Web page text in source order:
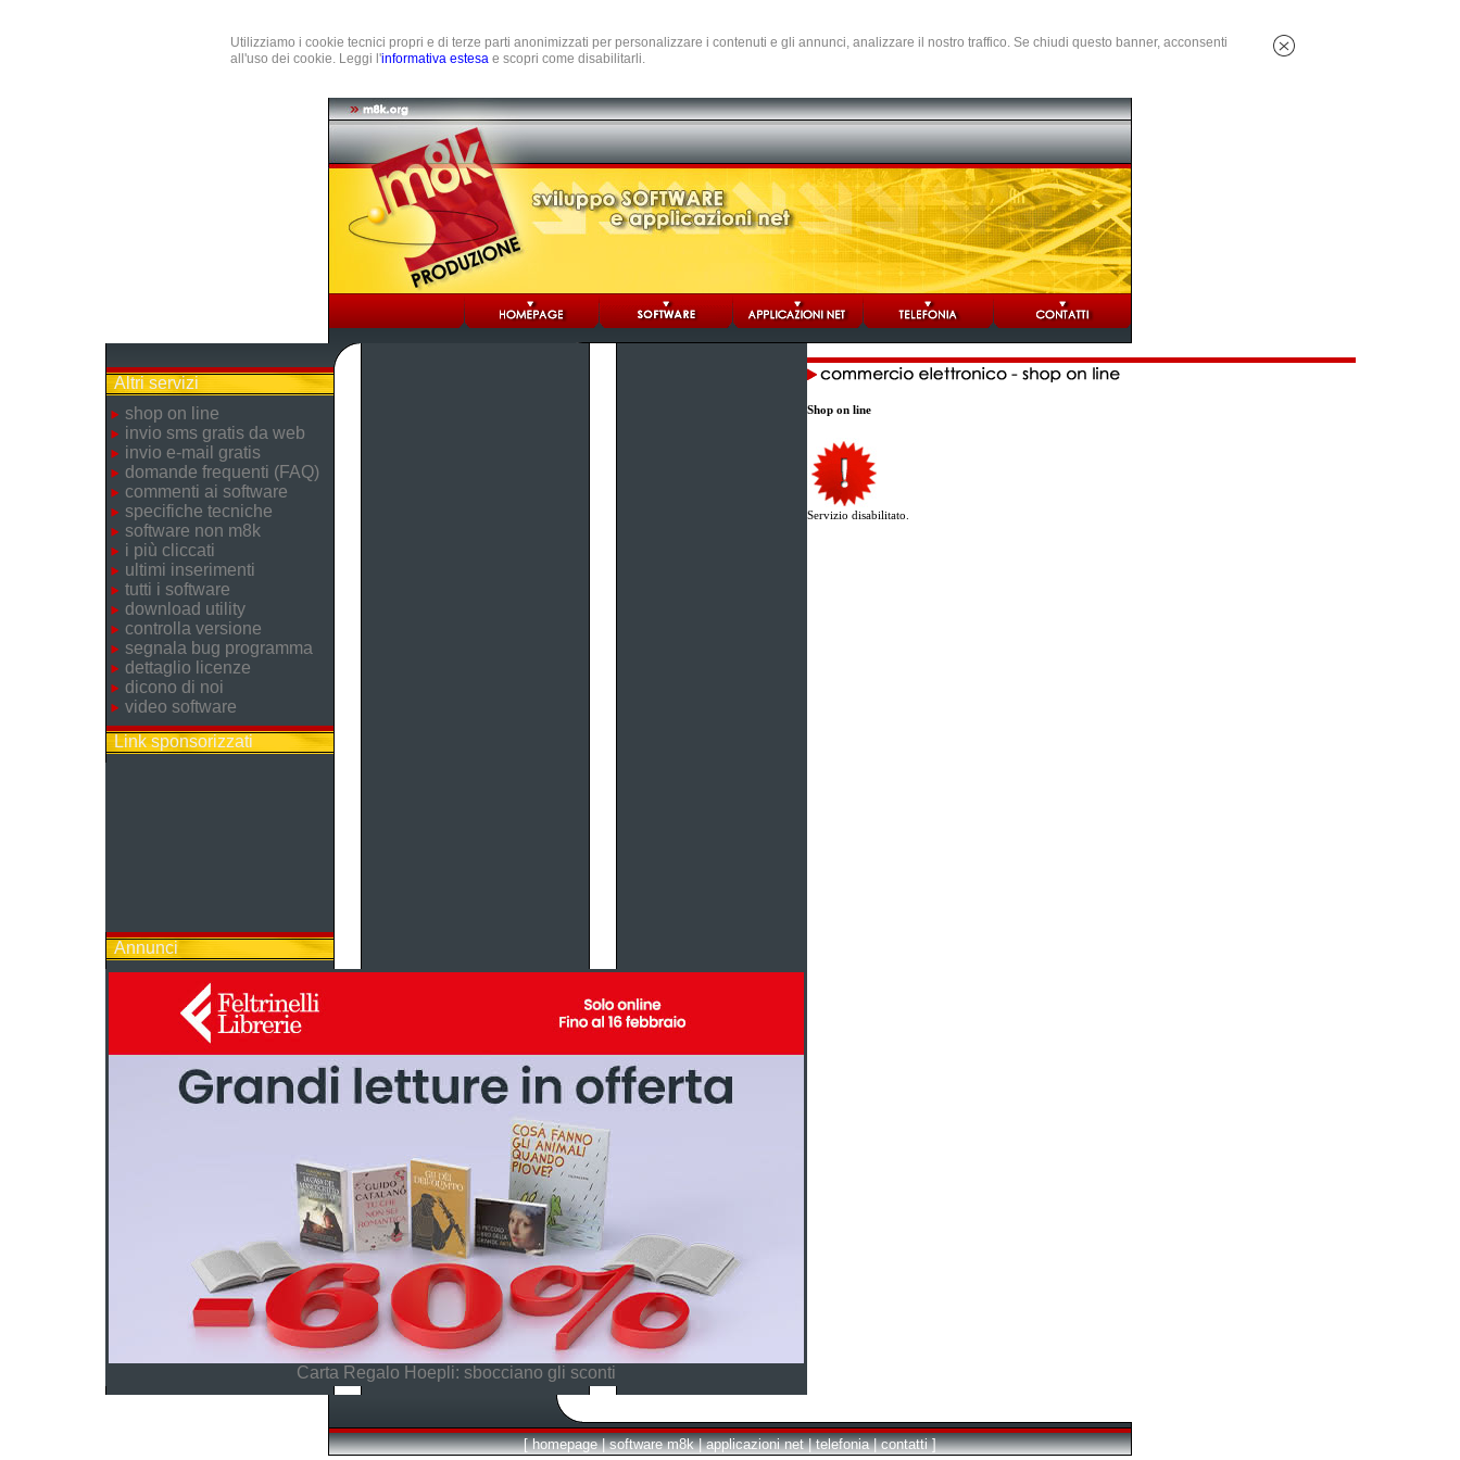
Utilizziamo i cookie tecnici propri e di terze parti anonimizzati per personalizzare i contenuti e gli annunci, analizzare il nostro traffico. Se chiudi questo banner, acconsenti
all'uso dei cookie. Leggi l'informativa estesa e scopri come disabilitarli.
Altri servizi
shop on line
invio sms gratis da web
invio e-mail gratis
domande frequenti (FAQ)
commenti ai software
specifiche tecniche
software non m8k
i più cliccati
ultimi inserimenti
tutti i software
download utility
controlla versione
segnala bug programma
dettaglio licenze
dicono di noi
video software
Link sponsorizzati
Annunci
Carta Regalo Hoepli: sbocciano gli sconti
Shop on line
Servizio disabilitato.
[ homepage | software m8k | applicazioni net | telefonia | contatti ]